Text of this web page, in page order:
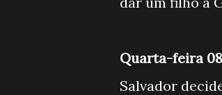
Quarta-feira
Salvador